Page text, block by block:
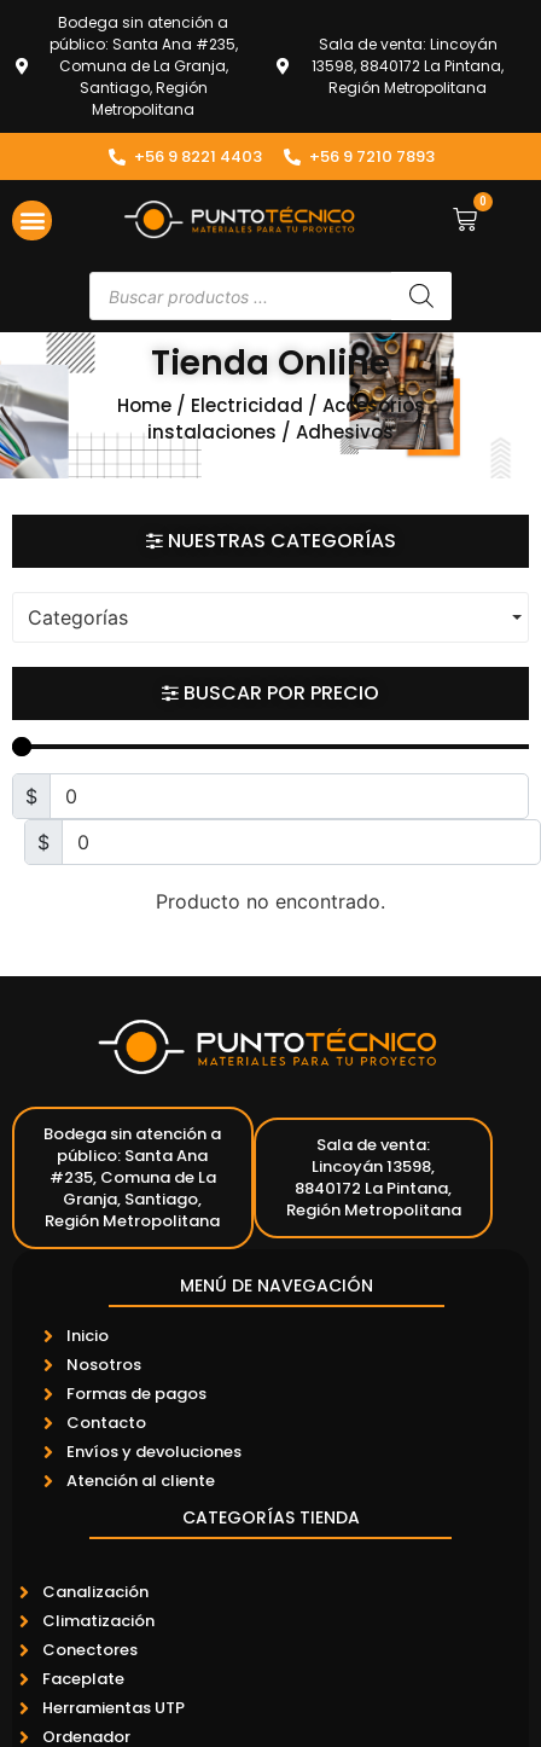
Bodega sin atención a
público: Santa Ana #235,
Comuna de La Granja,
Santiago, Región
Metropolitana
Sala de venta: Lincoyán
13598, 8840172 La Pintana,
Región Metropolitana
+56 9 8221 4403 +56 9 7210 7893
0
Tienda Online
Home/ Electricidad / Accesorios
instalaciones / Adhesivos
NUESTRAS CATEGORÍAS
Categorías
BUSCAR POR PRECIO
$
$
Producto no encontrado.
Bodega sin atención a
público: Santa Ana
#235, Comuna de La
Granja, Santiago,
Región Metropolitana
Sala de venta:
Lincoyán 13598,
8840172 La Pintana,
Región Metropolitana
MENÚ DE NAVEGACIÓN
Inicio
Nosotros
Formas de pagos
Contacto
Envíos y devoluciones
Atención al cliente
CATEGORÍAS TIENDA
Canalización
Climatización
Conectores
Faceplate
Herramientas UTP
Ordenador